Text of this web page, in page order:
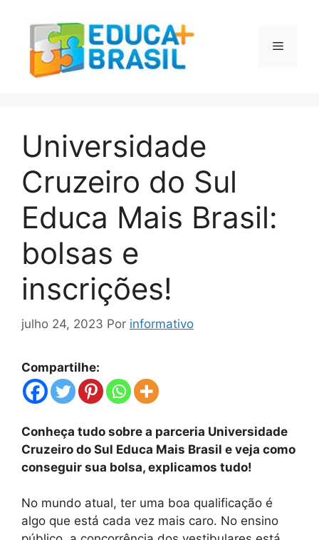
conteúdo
Menu
Universidade
Cruzeiro do Sul
Educa Mais Brasil:
bolsas e
inscrições!
julho 24, 2023 Por informativo
Compartilhe:
Conheça tudo sobre a parceria Universidade
Cruzeiro do Sul Educa Mais Brasil e veja como
conseguir sua bolsa, explicamos tudo!
No mundo atual, ter uma boa qualificação é
algo que está cada vez mais caro. No ensino